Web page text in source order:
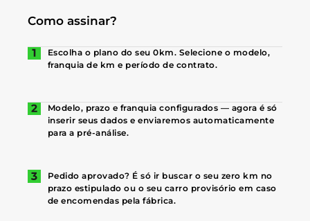
Como assinar?
Escolha o plano do seu 0km. Selecione o modelo,
franquia de km e período de contrato.
Modelo, prazo e franquia configurados — agora é só
inserir seus dados e enviaremos automaticamente
para a pré-análise.
Pedido aprovado? É só ir buscar o seu zero km no
prazo estipulado ou o seu carro provisório em caso
de encomendas pela fábrica.